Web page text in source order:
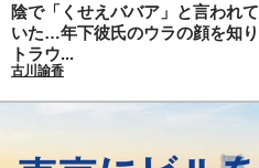
陰で「くせえババア」と言われて
いた…年下彼氏のウラの顔を知り
トラウ...
古川諭香